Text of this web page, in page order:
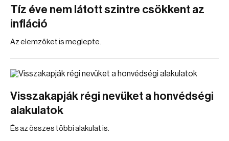
Tíz éve nem látott szintre csökkent az
infláció
Az elemzőket is meglepte.
Visszakapják régi nevüket a honvédségi
alakulatok
És az összes többi alakulat is.